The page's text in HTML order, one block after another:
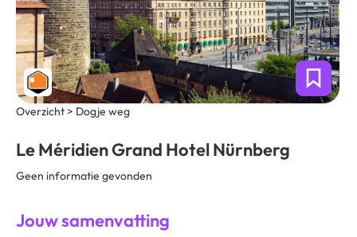
Overzicht > Dogje weg
Le Méridien Grand Hotel Nürnberg
Geen informatie gevonden
Jouw samenvatting